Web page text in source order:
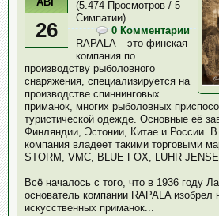
26
(5.474 Просмотров / 5
Симпатии)
0 Комментарии
RAPALA – это финская
компания по
производству рыболовного
снаряжения, специализируется на
производстве спиннинговых
приманок, многих рыболовных
туристической одежде. Основные её
Финляндии, Эстонии, Китае и России.
компания владеет такими торговыми
STORM, VMC, BLUE FOX, LUHR
Всё началось с того, что в 1936 году
основатель компании RAPALA изобрел
искусственных приманок...